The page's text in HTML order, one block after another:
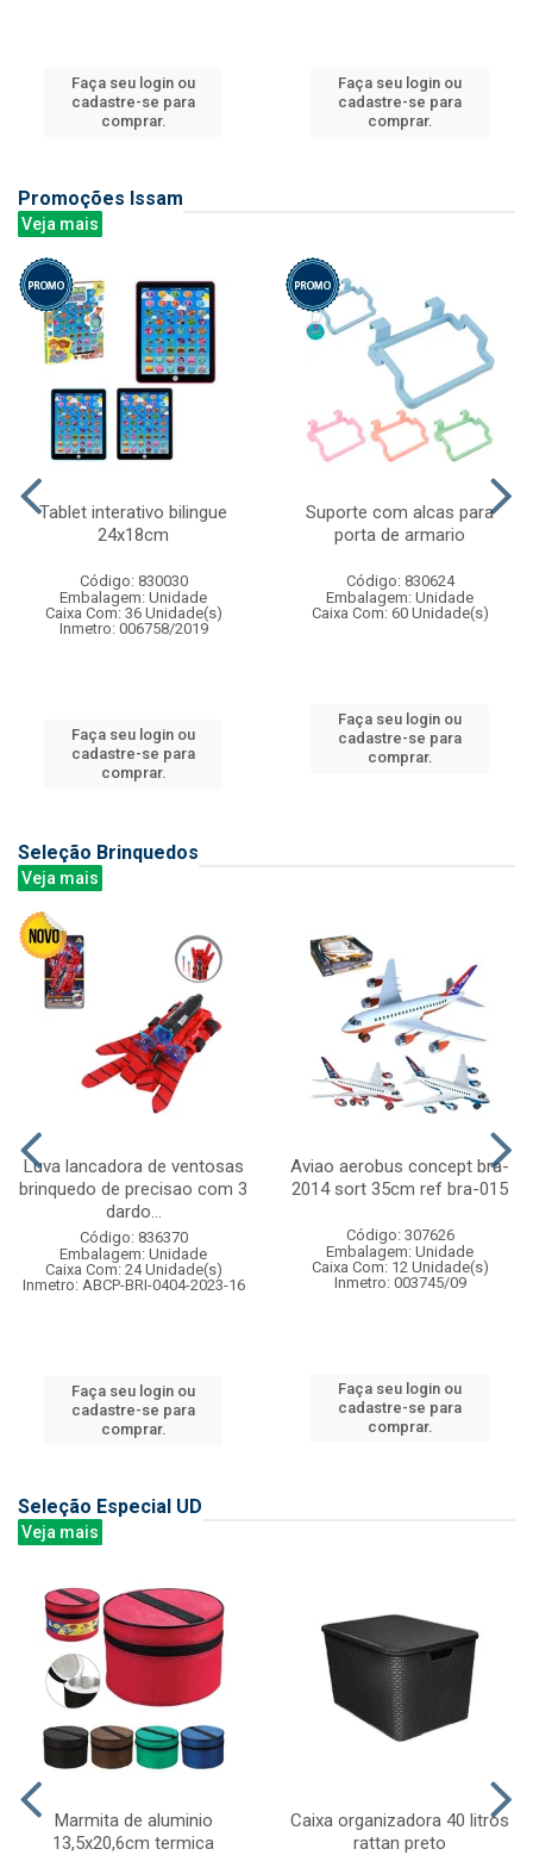
Faça seu login ou
cadastre-se para
comprar.
Faça seu login ou
cadastre-se para
comprar.
Promoções Issam
Veja mais
Tablet interativo bilingue
24x18cm
Código: 830030
Embalagem: Unidade
Caixa Com: 36 Unidade(s)
Inmetro: 006758/2019
Faça seu login ou
cadastre-se para
comprar.
Suporte com alcas para
porta de armario
Código: 830624
Embalagem: Unidade
Caixa Com: 60 Unidade(s)
Faça seu login ou
cadastre-se para
comprar.
Seleção Brinquedos
Veja mais
Luva lancadora de ventosas
brinquedo de precisao com 3
dardo...
Código: 836370
Embalagem: Unidade
Caixa Com: 24 Unidade(s)
Inmetro: ABCP-BRI-0404-2023-16
Faça seu login ou
cadastre-se para
comprar.
Aviao aerobus concept bra-
2014 sort 35cm ref bra-015
Código: 307626
Embalagem: Unidade
Caixa Com: 12 Unidade(s)
Inmetro: 003745/09
Faça seu login ou
cadastre-se para
comprar.
Seleção Especial UD
Veja mais
Marmita de aluminio
13,5x20,6cm termica
Caixa organizadora 40 litros
rattan preto